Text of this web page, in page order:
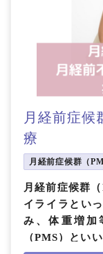
月経前症候
療
月経前症候群（
月経前症候群
イライラとい
み、体重増加
（PMS）とい